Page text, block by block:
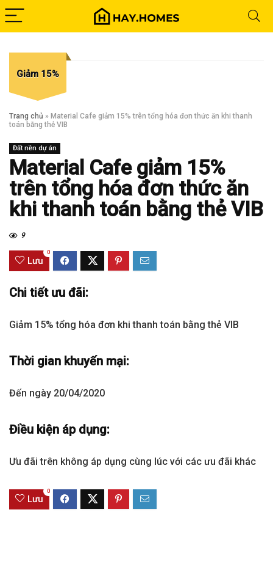
Giảm 15%
Trang chủ » Material Cafe giảm 15% trên tổng hóa đơn thức ăn khi thanh
toán bằng thẻ VIB
Đất nền dự án
Material Cafe giảm 15%
trên tổng hóa đơn thức ăn
khi thanh toán bằng thẻ VIB
9
Lưu
0
Chi tiết ưu đãi:
Giảm 15% tổng hóa đơn khi thanh toán bằng thẻ VIB
Thời gian khuyến mại:
Đến ngày 20/04/2020
Điều kiện áp dụng:
Ưu đãi trên không áp dụng cùng lúc với các ưu đãi khác
Lưu
0